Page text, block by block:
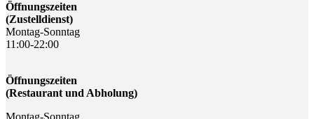
Öffnungszeiten
(Zustelldienst)
Montag-Sonntag
11:00-22:00
Öffnungszeiten
(Restaurant und Abholung)